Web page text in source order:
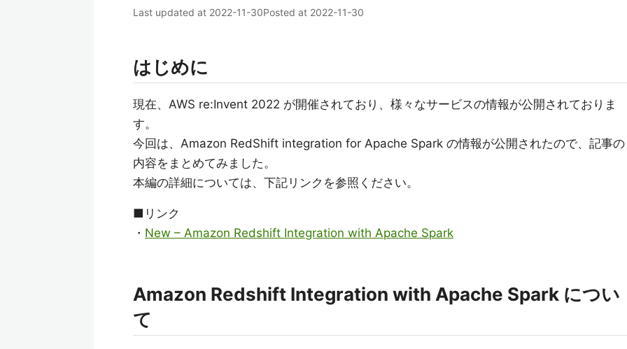
Last updated at 2022-11-30Posted at 2022-11-30
はじめに
現在、AWS re:Invent 2022 が開催されており、様々なサービスの情報が公開されておりま
す。
今回は、Amazon RedShift integration for Apache Spark の情報が公開されたので、記事の
内容をまとめてみました。
本編の詳細については、下記リンクを参照ください。
■リンク
・ New – Amazon Redshift Integration with Apache Spark
Amazon Redshift Integration with Apache Spark につい
て